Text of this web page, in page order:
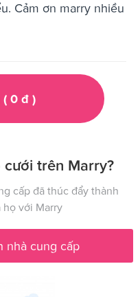
Cảm ơn marry nhiều
( 0đ )
trên Marry?
cấp đã thúc đẩy thành
với Marry
nhà cung cấp